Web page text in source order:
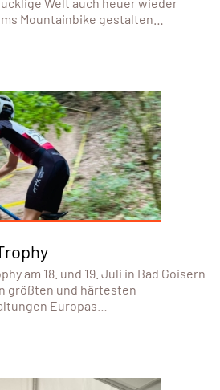
Mountainbike gestalten…
am 18. und 19. Juli in Bad Goisern
größten und härtesten
Europas…